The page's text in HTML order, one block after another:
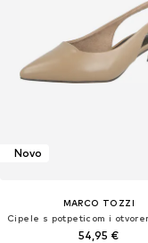
Novo
MARCO TOZZI
54,95 €